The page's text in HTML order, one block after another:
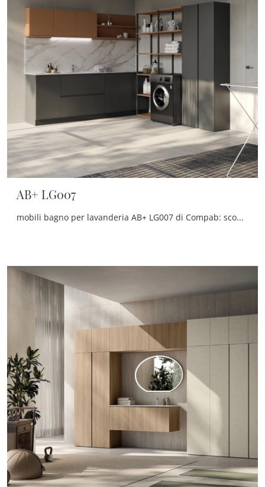
AB+ LG007
mobili bagno per lavanderia AB+ LG007 di Compab: scopri l'Arredo Bagno in melaminico moderno e arreda la stanza del benessere.